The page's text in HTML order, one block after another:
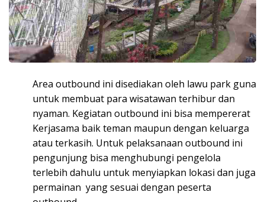
Area outbound ini disediakan oleh lawu park guna
untuk membuat para wisatawan terhibur dan
nyaman. Kegiatan outbound ini bisa mempererat
Kerjasama baik teman maupun dengan keluarga
atau terkasih. Untuk pelaksanaan outbound ini
pengunjung bisa menghubungi pengelola
terlebih dahulu untuk menyiapkan lokasi dan juga
permainan yang sesuai dengan peserta